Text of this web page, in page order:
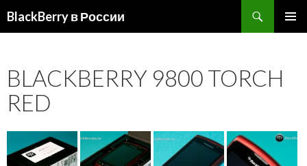
BlackBerry в России
BLACKBERRY 9800 TORCH
RED